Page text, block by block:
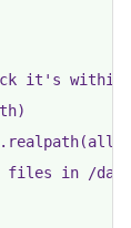
it's within
files in /